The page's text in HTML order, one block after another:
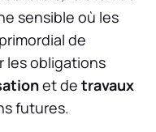
sensible où les
de
les obligations
et de travaux
futures.